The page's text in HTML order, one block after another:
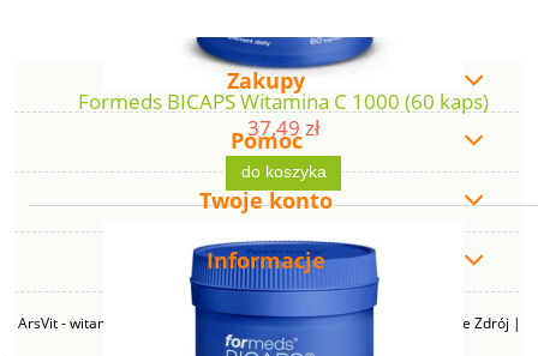
Formeds BICAPS Witamina C 1000 (60 kaps)
37,49 zł
do koszyka
Zakupy
Pomoc
Twoje konto
Informacje
ArsVit - witaminyswanson.pl | ul. Zimowa 49B, 43-230 Goczałkowice Zdrój |
NIP: 6381219140 | REGON: 276280385 | Email: